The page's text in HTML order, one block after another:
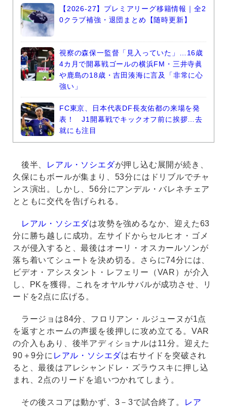
【2026-27】プレミアリーグ移籍情報｜全2
0クラブ補強・退団まとめ【随時更新】
視察の森保一監督「見入っていた」…16歳
4カ月で開幕戦ゴールの横浜FM・三井寺眞
や鹿島の18歳・吉田湊海に言及「非常に心
強い」
FC東京、日本代表DF長友佑都の来場を発
表！ J1開幕戦でキックオフ前に挨拶…去
就にも注目
後半、 レアル・ソシエダが押し込む展開が続き、
久保にもボールが集まり、53分にはドリブルでチャ
ンス演出。しかし、56分にアンデル・バレネチェア
とともに交代を告げられる。
レアル・ソシエダは攻勢を強めるなか、迎えた63
分に勝ち越しに成功。左サイドからセルヒオ・ゴメ
スが侵入すると、最後はオーリ・オスカールソンが
落ち着いてシュートを決め切る。さらに74分には、
ビデオ・アシスタント・レフェリー（VAR）が介入
し、PKを獲得。これをオヤルサバルが成功させ、リ
ードを2点に広げる。
ラージョは84分、フロリアン・ルジューヌが1点
を返すとホームの声援を後押しに攻め立てる。VAR
の介入もあり、後半アディショナルは11分。迎えた
90＋9分に レアル・ソシエダは右サイドを突破され
ると、最後はアレシャンドレ・ズラウスキに押し込
まれ、2点のリードを追いつかれてしまう。
その後スコアは動かず、3－3で試合終了。 レア